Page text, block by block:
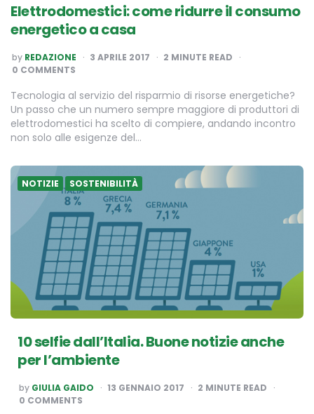
Elettrodomestici: come ridurre il consumo
energetico a casa
POSTED
BY
by REDAZIONE 3 APRILE 2017 2 MINUTE READ
0 COMMENTS
Tecnologia al servizio del risparmio di risorse energetiche?
Un passo che un numero sempre maggiore di produttori di
elettrodomestici ha scelto di compiere, andando incontro
non solo alle esigenze del…
NOTIZIE SOSTENIBILITÀ
10 selfie dall’Italia. Buone notizie anche
per l’ambiente
POSTED
BY
by GIULIA GAIDO 13 GENNAIO 2017 2 MINUTE READ
0 COMMENTS